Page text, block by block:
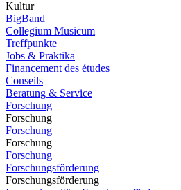
Kultur
BigBand
Collegium Musicum
Treffpunkte
Jobs & Praktika
Financement des études
Conseils
Beratung & Service
Forschung
Forschung
Forschung
Forschung
Forschung
Forschungsförderung
Forschungsförderung